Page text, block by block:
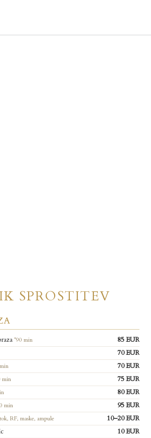
SPROSTITEV
*90 min
85 EUR
70 EUR
70 EUR
min
75 EUR
80 EUR
min
95 EUR
RF, maske, ampule
10–20 EUR
10 EUR